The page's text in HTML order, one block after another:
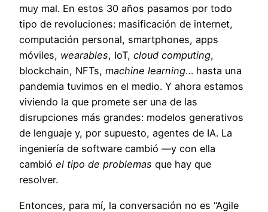
muy mal. En estos 30 años pasamos por todo
tipo de revoluciones: masificación de internet,
computación personal, smartphones, apps
móviles, wearables, IoT, cloud computing,
blockchain, NFTs, machine learning… hasta una
pandemia tuvimos en el medio. Y ahora estamos
viviendo la que promete ser una de las
disrupciones más grandes: modelos generativos
de lenguaje y, por supuesto, agentes de IA. La
ingeniería de software cambió —y con ella
cambió el tipo de problemas que hay que
resolver.
Entonces, para mí, la conversación no es “Agile